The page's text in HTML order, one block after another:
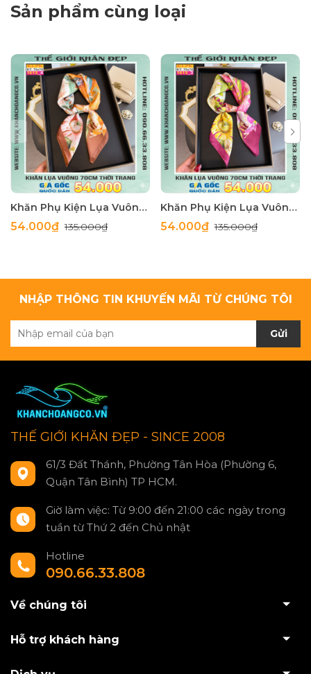
Sản phẩm cùng loại
Khăn Phụ Kiện Lụa Vuông 70cm - Thế Giới Khăn Đẹp C1062_4
54.000₫135.000₫
Khăn Phụ Kiện Lụa Vuông 70cm - Thế Giới Khăn Đẹp C1062_3
54.000₫135.000₫
NHẬP THÔNG TIN KHUYẾN MÃI TỪ CHÚNG TÔI
Gửi
THẾ GIỚI KHĂN ĐẸP - SINCE 2008
61/3 Đất Thánh, Phường Tân Hòa (Phường 6,
Quận Tân Bình) TP HCM.
Giờ làm việc: Từ 9:00 đến 21:00 các ngày trong
tuần từ Thứ 2 đến Chủ nhật
Hotline
090.66.33.808
Về chúng tôi
Hỗ trợ khách hàng